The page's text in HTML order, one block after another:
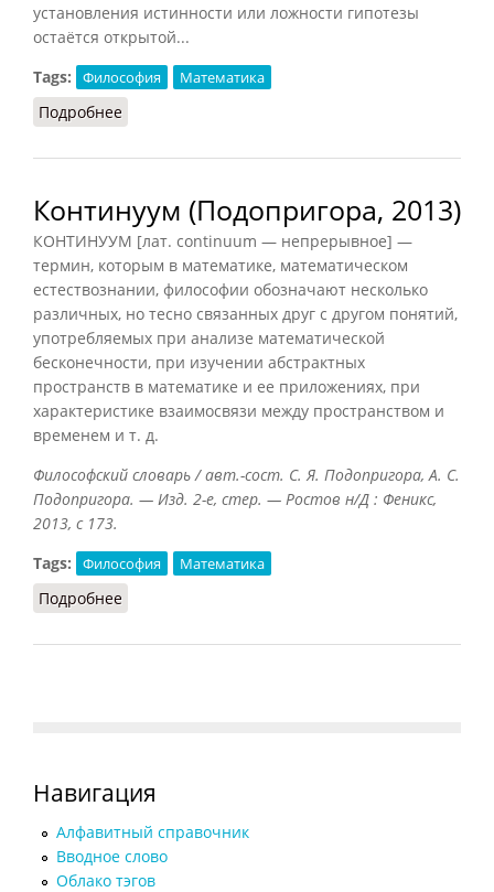
установления истинности или ложности гипотезы
остаётся открытой...
Tags:
Философия Математика
Подробнее
Континуум (Подопригора, 2013)
КОНТИНУУМ [лат. continuum — непрерывное] —
термин, которым в математике, математическом
естествознании, философии обозначают несколько
различных, но тесно связанных друг с другом понятий,
употребляемых при анализе математической
бесконечности, при изучении абстрактных
пространств в математике и ее приложениях, при
характеристике взаимосвязи между пространством и
временем и т. д.
Философский словарь / авт.-сост. С. Я. Подопригора, А. С.
Подопригора. — Изд. 2-е, стер. — Ростов н/Д : Феникс,
2013, с 173.
Tags:
Философия Математика
Подробнее
Навигация
Алфавитный справочник
Вводное слово
Облако тэгов